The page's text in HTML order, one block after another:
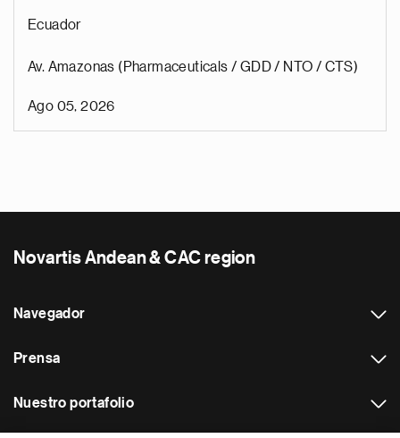
Ecuador
Av. Amazonas (Pharmaceuticals / GDD / NTO / CTS)
Ago 05, 2026
Novartis Andean & CAC region
Navegador
Prensa
Nuestro portafolio